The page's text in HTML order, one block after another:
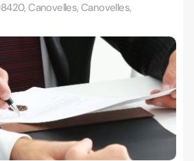
Canovelles, Canovelles,